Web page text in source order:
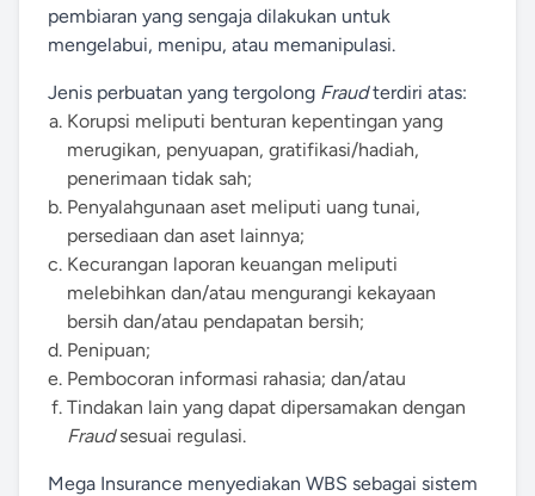
pembiaran yang sengaja dilakukan untuk
mengelabui, menipu, atau memanipulasi.
Jenis perbuatan yang tergolong Fraudterdiri atas:
Korupsi meliputi benturan kepentingan yang
merugikan, penyuapan, gratifikasi/hadiah,
penerimaan tidak sah;
Penyalahgunaan aset meliputi uang tunai,
persediaan dan aset lainnya;
Kecurangan laporan keuangan meliputi
melebihkan dan/atau mengurangi kekayaan
bersih dan/atau pendapatan bersih;
Penipuan;
Pembocoran informasi rahasia; dan/atau
Tindakan lain yang dapat dipersamakan dengan
Fraudsesuai regulasi.
Mega Insurance menyediakan WBS sebagai sistem